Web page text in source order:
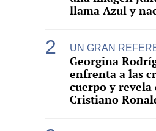
llama Azul y
UN GRAN
Georgina
enfrenta a las
cuerpo y
Cristiano